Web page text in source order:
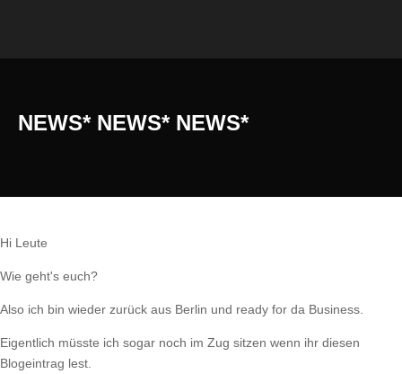
NEWS* NEWS* NEWS*
Hi Leute
Wie geht's euch?
Also ich bin wieder zurück aus Berlin und ready for da Business.
Eigentlich müsste ich sogar noch im Zug sitzen wenn ihr diesen
Blogeintrag lest.